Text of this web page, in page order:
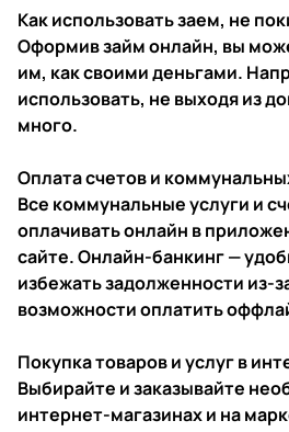
Как использовать заем, не
Оформив займ онлайн, вы
им, как своими деньгами.
использовать, не выходя из
много.
Оплата счетов и
Все коммунальные услуги и
оплачивать онлайн в
сайте. Онлайн-банкинг —
избежать задолженности из-
возможности оплатить
Покупка товаров и услуг в
Выбирайте и заказывайте
интернет-магазинах и на